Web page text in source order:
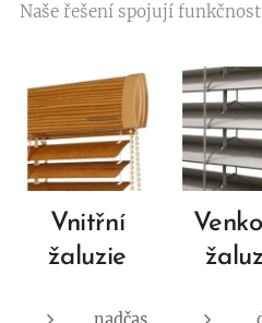
Naše řešení spojují
Vnitřní
žaluzie